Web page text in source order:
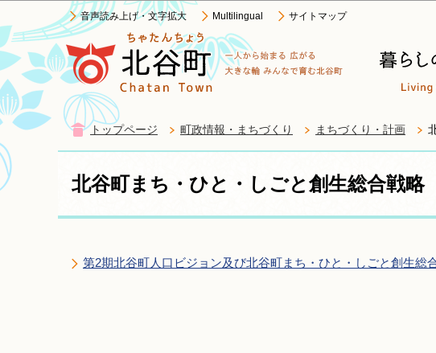
音声読み上げ・文字拡大 Multilingual サイトマップ
トップページ 町政情報・まちづくり まちづくり・計画
北谷町まち・ひと・しごと創生総合戦略
第2期北谷町人口ビジョン及び北谷町まち・ひと・しごと創生総